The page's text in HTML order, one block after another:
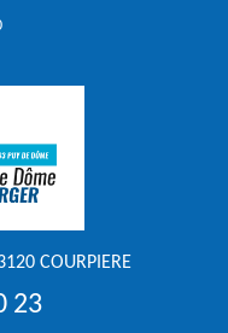
COURPIERE
23